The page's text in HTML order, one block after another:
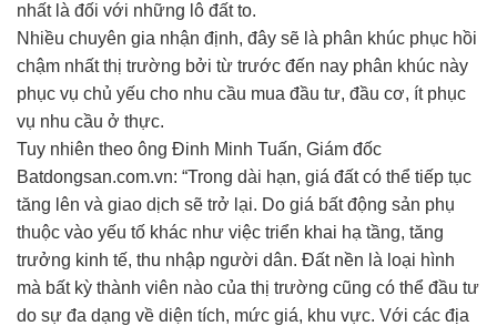
nhất là đối với những lô đất to.
Nhiều chuyên gia nhận định, đây sẽ là phân khúc phục hồi
chậm nhất thị trường bởi từ trước đến nay phân khúc này
phục vụ chủ yếu cho nhu cầu mua đầu tư, đầu cơ, ít phục
vụ nhu cầu ở thực.
Tuy nhiên theo ông Đinh Minh Tuấn, Giám đốc
Batdongsan.com.vn: “Trong dài hạn, giá đất có thể tiếp tục
tăng lên và giao dịch sẽ trở lại. Do giá bất động sản phụ
thuộc vào yếu tố khác như việc triển khai hạ tầng, tăng
trưởng kinh tế, thu nhập người dân. Đất nền là loại hình
mà bất kỳ thành viên nào của thị trường cũng có thể đầu tư
do sự đa dạng về diện tích, mức giá, khu vực. Với các địa